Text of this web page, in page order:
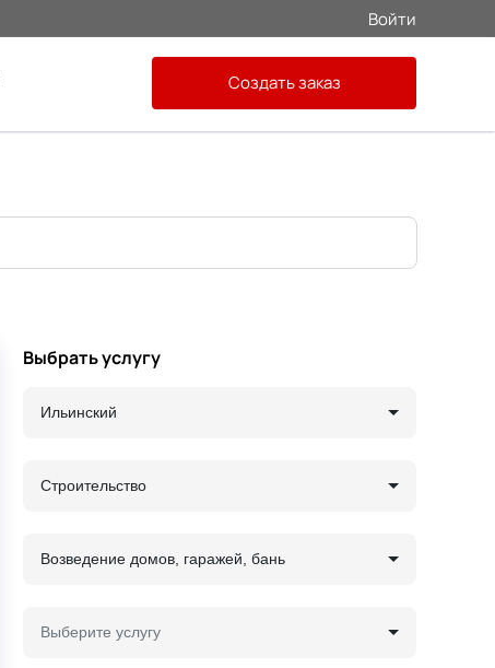
Войти
Создать заказ
Выбрать услугу
Ильинский
Строительство
Возведение домов, гаражей, бань
Выберите услугу